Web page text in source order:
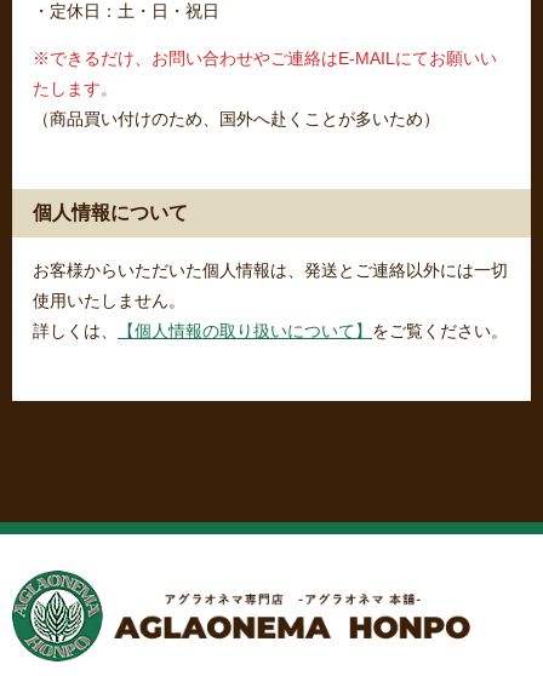
・定休日：土・日・祝日
※できるだけ、お問い合わせやご連絡はE-MAILにてお願いい
たします。
（商品買い付けのため、国外へ赴くことが多いため）
個人情報について
お客様からいただいた個人情報は、発送とご連絡以外には一切
使用いたしません。
詳しくは、
【個人情報の取り扱いについて】 をご覧ください。